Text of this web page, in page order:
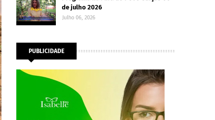
de julho 2026
Julho 06, 2026
PUBLICIDADE